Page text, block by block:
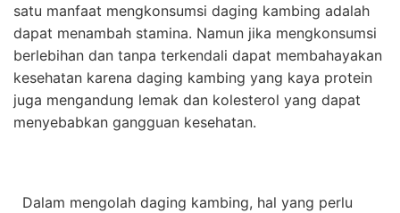
satu manfaat mengkonsumsi daging kambing adalah
dapat menambah stamina. Namun jika mengkonsumsi
berlebihan dan tanpa terkendali dapat membahayakan
kesehatan karena daging kambing yang kaya protein
juga mengandung lemak dan kolesterol yang dapat
menyebabkan gangguan kesehatan.
Dalam mengolah daging kambing, hal yang perlu